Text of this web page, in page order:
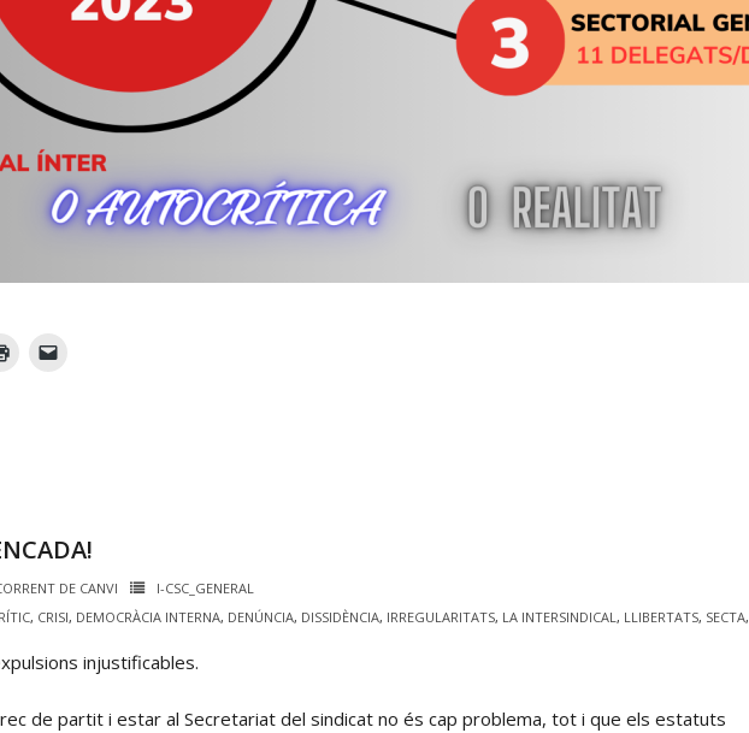
DE CANVI
I-CSC_GENERAL
, CRISI, DEMOCRÀCIA INTERNA, DENÚNCIA, DISSIDÈNCIA, IRREGULARITATS, LA INTERSINDICAL, LLIBERTATS, SECTA,
injustificables.
de partit i estar al Secretariat del sindicat no és cap problema, tot i que els estatuts